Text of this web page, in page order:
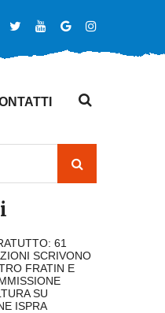
61
SCRIVONO
FRATIN E
SU
ISPRA